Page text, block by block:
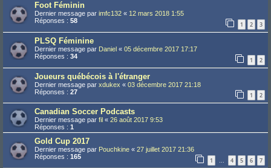
Foot Féminin
Dernier message par imfc132 « 12 mars 2018 1:55
Réponses : 58 1 2 3
PLSQ Féminine
Dernier message par Daniel « 05 décembre 2017 17:17
Réponses : 34 1 2
Joueurs québécois à l'étranger
Dernier message par xdukex « 03 décembre 2017 21:18
Réponses : 27 1 2
Canadian Soccer Podcasts
Dernier message par fil « 26 août 2017 9:53
Réponses : 1
Gold Cup 2017
Dernier message par Pouchkine « 27 juillet 2017 21:36
Réponses : 165 1 … 4 5 6 7